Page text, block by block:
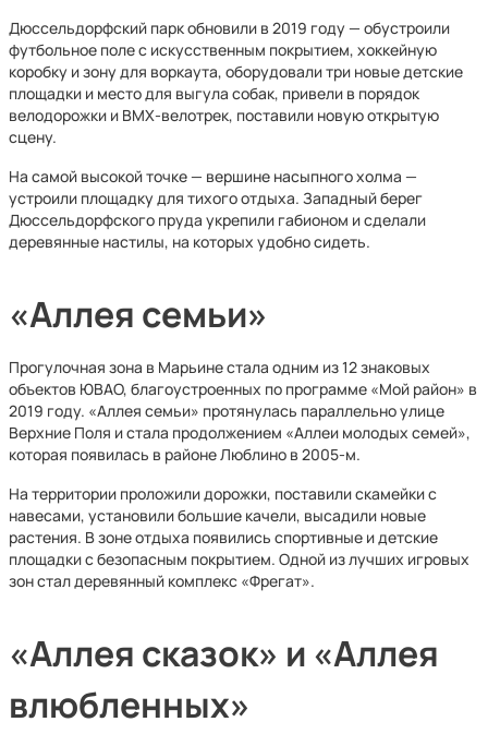
Дюссельдорфский парк обновили в 2019 году — обустроили
футбольное поле с искусственным покрытием, хоккейную
коробку и зону для воркаута, оборудовали три новые детские
площадки и место для выгула собак, привели в порядок
велодорожки и BMX-велотрек, поставили новую открытую
сцену.
На самой высокой точке — вершине насыпного холма —
устроили площадку для тихого отдыха. Западный берег
Дюссельдорфского пруда укрепили габионом и сделали
деревянные настилы, на которых удобно сидеть.
«Аллея семьи»
Прогулочная зона в Марьине стала одним из 12 знаковых
объектов ЮВАО, благоустроенных по программе «Мой район» в
2019 году. «Аллея семьи» протянулась параллельно улице
Верхние Поля и стала продолжением «Аллеи молодых семей»,
которая появилась в районе Люблино в 2005-м.
На территории проложили дорожки, поставили скамейки с
навесами, установили большие качели, высадили новые
растения. В зоне отдыха появились спортивные и детские
площадки с безопасным покрытием. Одной из лучших игровых
зон стал деревянный комплекс «Фрегат».
«Аллея сказок» и «Аллея
влюбленных»